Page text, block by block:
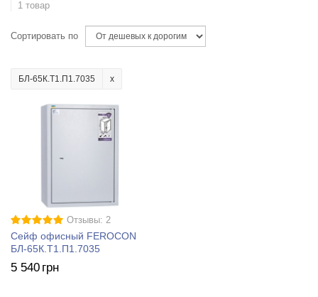
1 товар
Сортировать по
БЛ-65К.Т1.П1.7035
Отзывы: 2
Сейф офисный FEROCON
БЛ-65К.Т1.П1.7035
5 540 грн